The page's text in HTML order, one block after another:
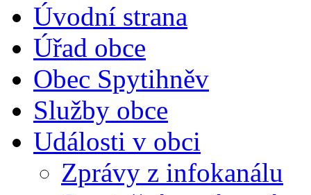
Úvodní strana
Úřad obce
Obec Spytihněv
Služby obce
Události v obci
Zprávy z infokanálu